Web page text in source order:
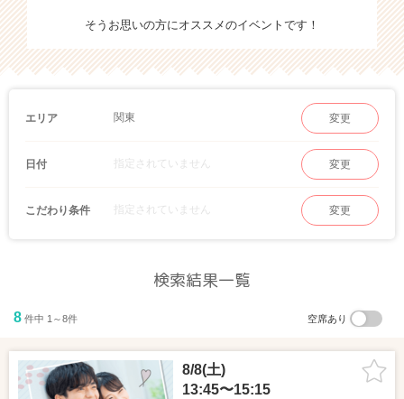
そうお思いの方にオススメのイベントです！
エリア 関東 変更
日付 指定されていません 変更
こだわり条件 指定されていません 変更
検索結果一覧
8 件中 1～8件 空席あり
8/8(土)
13:45〜15:15